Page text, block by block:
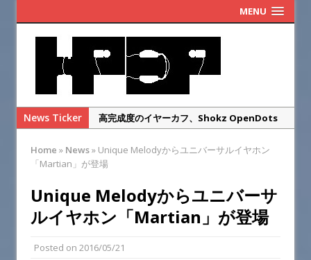
MENU
News Ticker
高完成度のイヤーカフ、Shokz OpenDots
まだ改善の余地あり！KOSS Porta Pro
ゲオのレトロヘッドホンを本家ポタプロと比
較レビュー・・・するまでもなかった
してみた
Home » News» Unique Melodyからユニバーサルイヤホン
「Martian」が登場
Unique Melodyからユニバーサ
ルイヤホン「Martian」が登場
Posted on 2016/05/21